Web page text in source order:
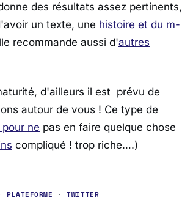
des résultats assez pertinents,
un texte, une histoire et du m-
recommande aussi d'autres
d'ailleurs il est prévu de
autour de vous ! Ce type de
pour ne pas en faire quelque chose
compliqué ! trop riche….)
PLATEFORME ·TWITTER